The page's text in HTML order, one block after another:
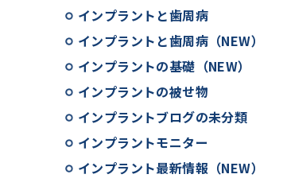
インプラントと歯周病
インプラントと歯周病（NEW）
インプラントの基礎（NEW）
インプラントの被せ物
インプラントブログの未分類
インプラントモニター
インプラント最新情報（NEW）